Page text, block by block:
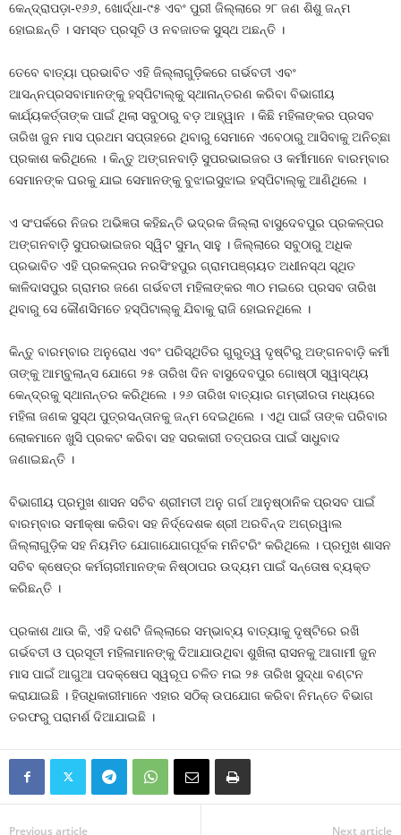
କେନ୍ଦ୍ରାପଡ଼ା-୧୬୬, ଖୋର୍ଦ୍ଧା-୯୫ ଏବଂ ପୁରୀ ଜିଲ୍ଲାରେ ୨୮ ଜଣ ଶିଶୁ ଜନ୍ମ
ହୋଇଛନ୍ତି । ସମସ୍ତ ପ୍ରସୂତି ଓ ନବଜାତକ ସୁସ୍ଥ ଅଛନ୍ତି ।
ତେବେ ବାତ୍ୟା ପ୍ରଭାବିତ ଏହି ଜିଲ୍ଲାଗୁଡ଼ିକରେ ଗର୍ଭବତୀ ଏବଂ
ଆସନ୍ନପ୍ରସବାମାନଙ୍କୁ ହସ୍‌ପିଟାଲ୍‌କୁ ସ୍ଥାନାନ୍ତରଣ କରିବା ବିଭାଗୀୟ
କାର୍ଯ୍ୟକର୍ତ୍ତାଙ୍କ ପାଇଁ ଥିଲା ସବୁଠାରୁ ବଡ଼ ଆହ୍ୱାନ । କିଛି ମହିଳାଙ୍କର ପ୍ରସବ
ତାରିଖ ଜୁନ ମାସ ପ୍ରଥମ ସପ୍ତାହରେ ଥିବାରୁ ସେମାନେ ଏବେଠାରୁ ଆସିବାକୁ ଅନିଚ୍ଛା
ପ୍ରକାଶ କରିଥିଲେ । କିନ୍ତୁ ଅଙ୍ଗନବାଡ଼ି ସୁପରଭାଇଜର ଓ କର୍ମୀମାନେ ବାରମ୍ବାର
ସେମାନଙ୍କ ଘରକୁ ଯାଇ ସେମାନଙ୍କୁ ବୁଝାଇସୁଝାଇ ହସ୍‌ପିଟାଲ୍‌କୁ ଆଣିଥିଲେ ।
ଏ ସଂପର୍କରେ ନିଜର ଅଭିଜ୍ଞତା କହିଛନ୍ତି ଭଦ୍ରକ ଜିଲ୍ଲା ବାସୁଦେବପୁର ପ୍ରକଳ୍ପର
ଅଙ୍ଗନବାଡ଼ି ସୁପରଭାଇଜର ସ୍ୱିଟ ସୁମନ୍‌ ସାହୁ । ଜିଲ୍ଲାରେ ସବୁଠାରୁ ଅଧିକ
ପ୍ରଭାବିତ ଏହି ପ୍ରକଳ୍ପର ନରସିଂହପୁର ଗ୍ରାମପଞ୍ଚାୟତ ଅଧୀନସ୍ଥ ସ୍ଥିତ
କାଳିଦାସପୁର ଗ୍ରାମର ଜଣେ ଗର୍ଭବତୀ ମହିଳାଙ୍କର ୩୦ ମଇରେ ପ୍ରସବ ତାରିଖ
ଥିବାରୁ ସେ କୌଣସିମତେ ହସ୍‌ପିଟାଲ୍‌କୁ ଯିବାକୁ ରାଜି ହୋଇନଥିଲେ ।
କିନ୍ତୁ ବାରମ୍ବାର ଅନୁରୋଧ ଏବଂ ପରିସ୍ଥିତିର ଗୁରୁତ୍ୱ ଦୃଷ୍ଟିରୁ ଅଙ୍ଗନବାଡ଼ି କର୍ମୀ
ତାଙ୍କୁ ଆମ୍ବୁଲାନ୍ସ ଯୋଗେ ୨୫ ତାରିଖ ଦିନ ବାସୁଦେବପୁର ଗୋଷ୍ଠୀ ସ୍ୱାସ୍ଥ୍ୟ
କେନ୍ଦ୍ରକୁ ସ୍ଥାନାନ୍ତର କରିଥିଲେ । ୨୬ ତାରିଖ ବାତ୍ୟାର ଗମ୍ଭୀରତା ମଧ୍ୟରେ
ମହିଳା ଜଣକ ସୁସ୍ଥ ପୁତ୍ରସନ୍ତାନକୁ ଜନ୍ମ ଦେଇଥିଲେ । ଏଥି ପାଇଁ ତାଙ୍କ ପରିବାର
ଲୋକମାନେ ଖୁସି ପ୍ରକଟ କରିବା ସହ ସରକାରୀ ତତ୍ପରତା ପାଇଁ ସାଧୁବାଦ
ଜଣାଇଛନ୍ତି ।
ବିଭାଗୀୟ ପ୍ରମୁଖ ଶାସନ ସଚିବ ଶ୍ରୀମତୀ ଅନୁ ଗର୍ଗ ଆନୁଷ୍ଠାନିକ ପ୍ରସବ ପାଇଁ
ବାରମ୍ବାର ସମୀକ୍ଷା କରିବା ସହ ନିର୍ଦ୍ଦେଶକ ଶ୍ରୀ ଅରବିନ୍ଦ ଅଗ୍ରୱାଲ
ଜିଲ୍ଲାଗୁଡ଼ିକ ସହ ନିୟମିତ ଯୋଗାଯୋଗପୂର୍ବକ ମନିଟରିଂ କରିଥିଲେ । ପ୍ରମୁଖ ଶାସନ
ସଚିବ କ୍ଷେତ୍ର କର୍ମଚାରୀମାନଙ୍କ ନିଷ୍ଠାପର ଉଦ୍ୟମ ପାଇଁ ସନ୍ତୋଷ ବ୍ୟକ୍ତ
କରିଛନ୍ତି ।
ପ୍ରକାଶ ଥାଉ କି, ଏହି ଦଶଟି ଜିଲ୍ଲାରେ ସମ୍ଭାବ୍ୟ ବାତ୍ୟାକୁ ଦୃଷ୍ଟିରେ ରଖି
ଗର୍ଭବତୀ ଓ ପ୍ରସୂତୀ ମହିଳାମାନଙ୍କୁ ଦିଆଯାଉଥିବା ଶୁଖିଲା ରାସନକୁ ଆଗାମୀ ଜୁନ
ମାସ ପାଇଁ ଆଗୁଆ ପଦକ୍ଷେପ ସ୍ୱରୂପ ଚଳିତ ମଇ ୨୫ ତାରିଖ ସୁଦ୍ଧା ବଣ୍ଟନ
କରାଯାଇଛି । ହିତାଧିକାରୀମାନେ ଏହାର ସଠିକ୍‌ ଉପଯୋଗ କରିବା ନିମନ୍ତେ ବିଭାଗ
ତରଫରୁ ପରାମର୍ଶ ଦିଆଯାଇଛି ।
Previous article Next article